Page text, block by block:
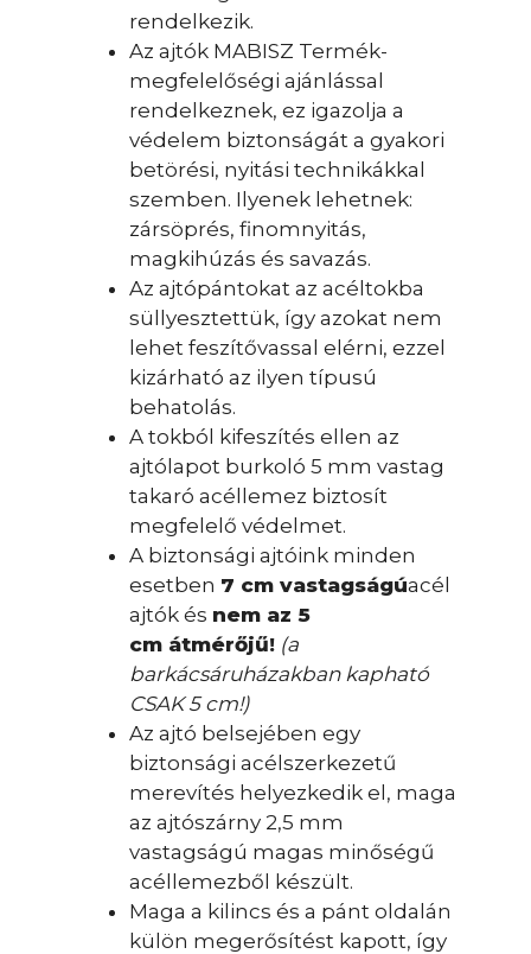
rendelkezik.
Az ajtók MABISZ Termék-
megfelelőségi ajánlással
rendelkeznek, ez igazolja a
védelem biztonságát a gyakori
betörési, nyitási technikákkal
szemben. Ilyenek lehetnek:
zársöprés, finomnyitás,
magkihúzás és savazás.
Az ajtópántokat az acéltokba
süllyesztettük, így azokat nem
lehet feszítővassal elérni, ezzel
kizárható az ilyen típusú
behatolás.
A tokból kifeszítés ellen az
ajtólapot burkoló 5 mm vastag
takaró acéllemez biztosít
megfelelő védelmet.
A biztonsági ajtóink minden
esetben 7 cm vastagságúacél
ajtók és nem az 5
cm átmérőjű! (a
barkácsáruházakban kapható
CSAK 5 cm!)
Az ajtó belsejében egy
biztonsági acélszerkezetű
merevítés helyezkedik el, maga
az ajtószárny 2,5 mm
vastagságú magas minőségű
acéllemezből készült.
Maga a kilincs és a pánt oldalán
külön megerősítést kapott, így